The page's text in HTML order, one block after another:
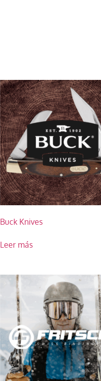
Buck Knives
Leer más